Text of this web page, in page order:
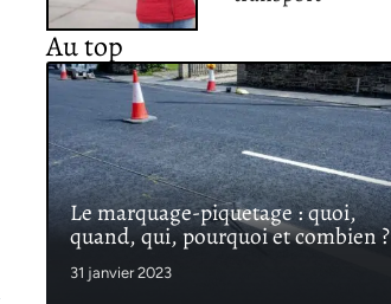
Au top
Le marquage-piquetage : quoi,
quand, qui, pourquoi et combien ?
31 janvier 2023